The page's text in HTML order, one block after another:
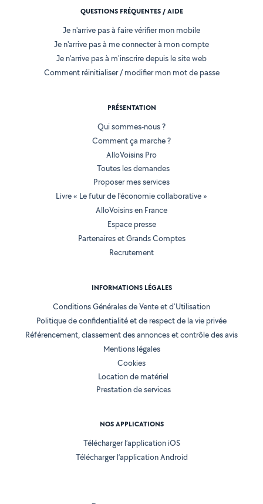
QUESTIONS FRÉQUENTES / AIDE
Je n'arrive pas à faire vérifier mon mobile
Je n'arrive pas à me connecter à mon compte
Je n'arrive pas à m'inscrire depuis le site web
Comment réinitialiser / modifier mon mot de passe
PRÉSENTATION
Qui sommes-nous ?
Comment ça marche ?
AlloVoisins Pro
Toutes les demandes
Proposer mes services
Livre « Le futur de l'économie collaborative »
AlloVoisins en France
Espace presse
Partenaires et Grands Comptes
Recrutement
INFORMATIONS LÉGALES
Conditions Générales de Vente et d'Utilisation
Politique de confidentialité et de respect de la vie privée
Référencement, classement des annonces et contrôle des avis
Mentions légales
Cookies
Location de matériel
Prestation de services
NOS APPLICATIONS
Télécharger l’application iOS
Télécharger l’application Android